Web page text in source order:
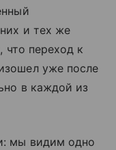
и тех же
что переход к
уже после
в каждой из
мы видим одно